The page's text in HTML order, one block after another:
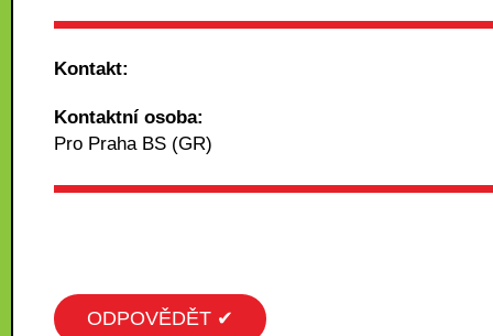
Kontakt:
Kontaktní osoba:
Pro Praha BS (GR)
ODPOVĚDĚT ✔